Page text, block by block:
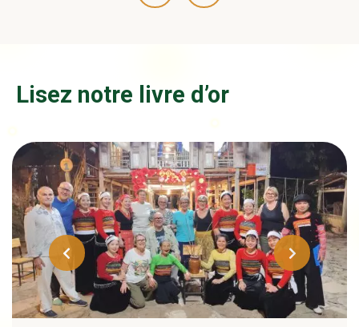
Lisez notre livre d’or